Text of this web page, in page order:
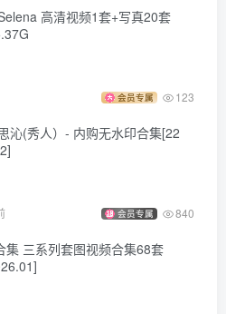
NO.7033 熊小诺
NO.6978 熊小诺 巴厘岛旅拍
NO.6923 熊小诺
高清视频1套+写真20套
会员专属 123
沁(秀人）- 内购无水印合集[22
会员专属 840
集 三系列套图视频合集68套